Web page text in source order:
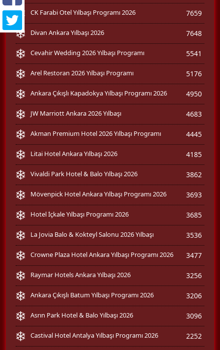
CK Farabi Otel Yılbaşı Programı 2026 7659
Divan Ankara Yılbaşı 2026 7648
Cevahir Wedding 2026 Yılbaşı Programı 5541
Arel Restoran 2026 Yılbaşı Programı 5176
Ankara Çıkışlı Kapadokya Yılbaşı Programı 2026 4950
JW Marriott Ankara 2026 Yılbaşı 4683
Akman Premium Hotel 2026 Yılbaşı Programı 4445
Litai Hotel Ankara Yılbaşı 2026 4185
Vivaldi Park Hotel & Balo Yılbaşı 2026 3862
Mövenpick Hotel Ankara Yılbaşı Programı 2026 3693
Hotel İçkale Yılbaşı Programı 2026 3685
La Jovia Balo & Kokteyl Salonu 2026 Yılbaşı 3536
Crowne Plaza Hotel Ankara Yılbaşı Programı 2026 3477
Raymar Hotels Ankara Yılbaşı 2026 3256
Ankara Çıkışlı Batum Yılbaşı Programı 2026 3206
Asrın Park Hotel & Balo Yılbaşı 2026 3096
Castival Hotel Antalya Yılbaşı Programı 2026 2252